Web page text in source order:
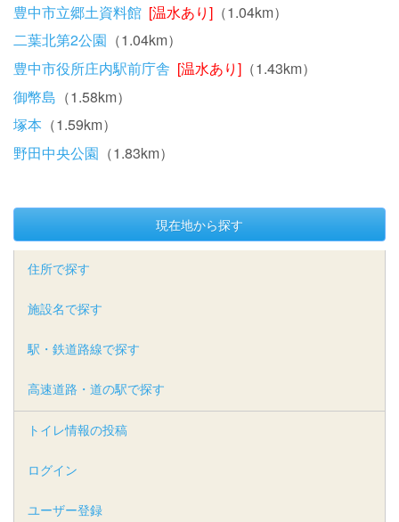
豊中市立郷土資料館 [温水あり] （1.04km）
二葉北第2公園 （1.04km）
豊中市役所庄内駅前庁舎 [温水あり] （1.43km）
御幣島 （1.58km）
塚本 （1.59km）
野田中央公園 （1.83km）
現在地から探す
住所で探す
施設名で探す
駅・鉄道路線で探す
高速道路・道の駅で探す
トイレ情報の投稿
ログイン
ユーザー登録